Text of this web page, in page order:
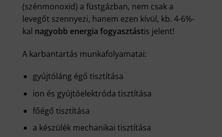
(szénmonoxid) a füstgázban, nem csak a
levegőt szennyezi, hanem ezen kívül, kb. 4-6%-
kal nagyobb energia fogyasztástis jelent!
A karbantartás munkafolyamatai:
gyújtóláng égő tisztítása
ion és gyújtóelektróda tisztítása
főégő tisztítása
a készülék mechanikai tisztítása